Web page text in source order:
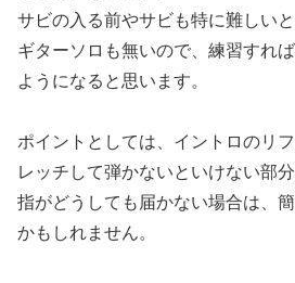
サビの入る前やサビも特に難しい
ギターソロも無いので、練習すれ
ようになると思います。
ポイントとしては、イントロのリ
レッチして弾かないといけない部
指がどうしても届かない場合は、
かもしれません。